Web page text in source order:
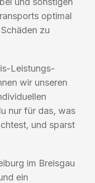
optimal
zu
Leistungs-
wir unseren
nur für das, was
und sparst
im Breisgau
ein